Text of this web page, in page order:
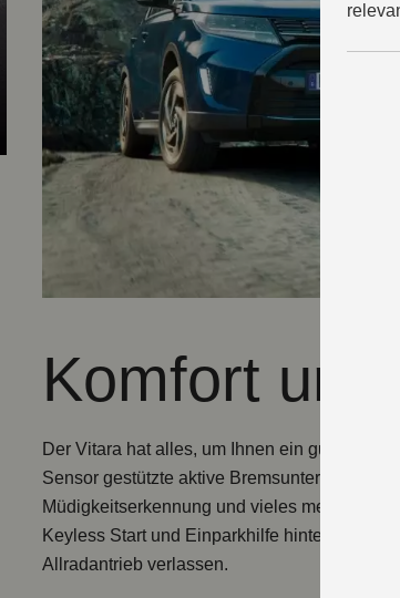
Komfort und
Der Vitara hat alles, um Ihnen ein gutes
Sensor gestützte aktive Bremsunterstützung
Müdigkeitserkennung und vieles mehr.
Keyless Start und Einparkhilfe hinten.
Allradantrieb verlassen.